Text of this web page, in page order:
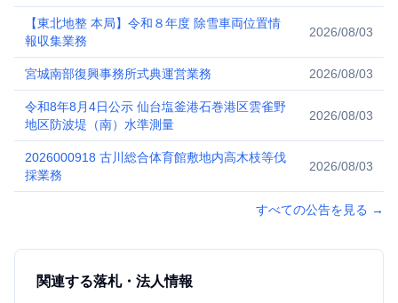
ム東北の開催等）
【東北地整 本局】令和８年度 除雪車両位置情
報収集業務
2026/08/03
宮城南部復興事務所式典運営業務 2026/08/03
令和8年8月4日公示 仙台塩釜港石巻港区雲雀野
地区防波堤（南）水準測量
2026/08/03
2026000918 古川総合体育館敷地内高木枝等伐
採業務
2026/08/03
すべての公告を見る →
関連する落札・法人情報